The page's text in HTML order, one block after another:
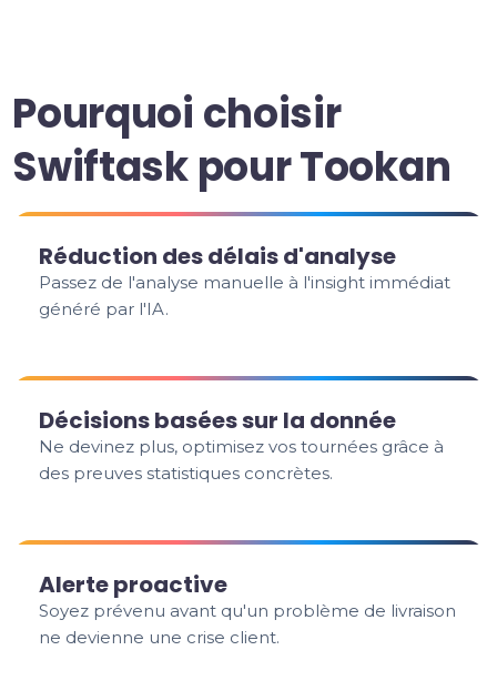
Pourquoi choisir
Swiftask pour Tookan
Réduction des délais d'analyse
Passez de l'analyse manuelle à l'insight immédiat
généré par l'IA.
Décisions basées sur la donnée
Ne devinez plus, optimisez vos tournées grâce à
des preuves statistiques concrètes.
Alerte proactive
Soyez prévenu avant qu'un problème de livraison
ne devienne une crise client.